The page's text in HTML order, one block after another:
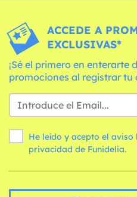
ACCEDE A
EXCLUSIVAS*
¡Sé el primero en enterarte
promociones al registrar tu
He leído y acepto el aviso
privacidad de Funidelia.